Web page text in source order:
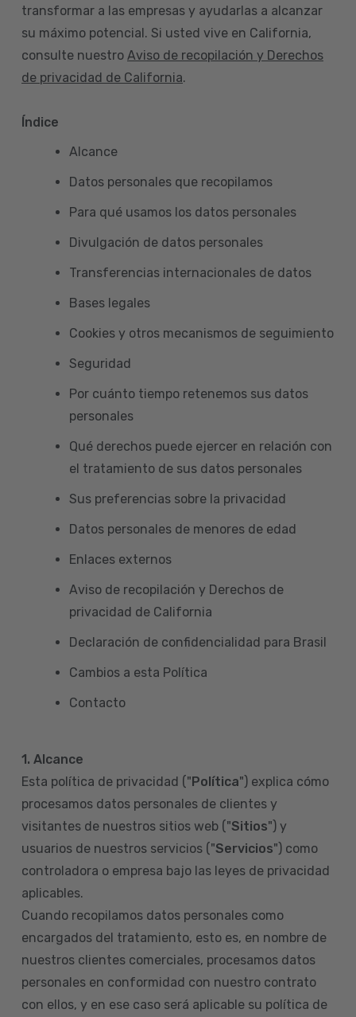
transformar a las empresas y ayudarlas a alcanzar
su máximo potencial. Si usted vive en California,
consulte nuestro Aviso de recopilación y Derechos
de privacidad de California.
Índice
Alcance
Datos personales que recopilamos
Para qué usamos los datos personales
Divulgación de datos personales
Transferencias internacionales de datos
Bases legales
Cookies y otros mecanismos de seguimiento
Seguridad
Por cuánto tiempo retenemos sus datos
personales
Qué derechos puede ejercer en relación con
el tratamiento de sus datos personales
Sus preferencias sobre la privacidad
Datos personales de menores de edad
Enlaces externos
Aviso de recopilación y Derechos de
privacidad de California
Declaración de confidencialidad para Brasil
Cambios a esta Política
Contacto
1. Alcance
Esta política de privacidad ("Política") explica cómo
procesamos datos personales de clientes y
visitantes de nuestros sitios web ("Sitios") y
usuarios de nuestros servicios ("Servicios") como
controladora o empresa bajo las leyes de privacidad
aplicables.
Cuando recopilamos datos personales como
encargados del tratamiento, esto es, en nombre de
nuestros clientes comerciales, procesamos datos
personales en conformidad con nuestro contrato
con ellos, y en ese caso será aplicable su política de